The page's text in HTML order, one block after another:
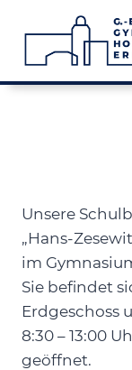
Inhalt
springen
Unsere
„Hans-
im
Sie befindet
Erdgeschoss
8:30 – 13:00
geöffnet.